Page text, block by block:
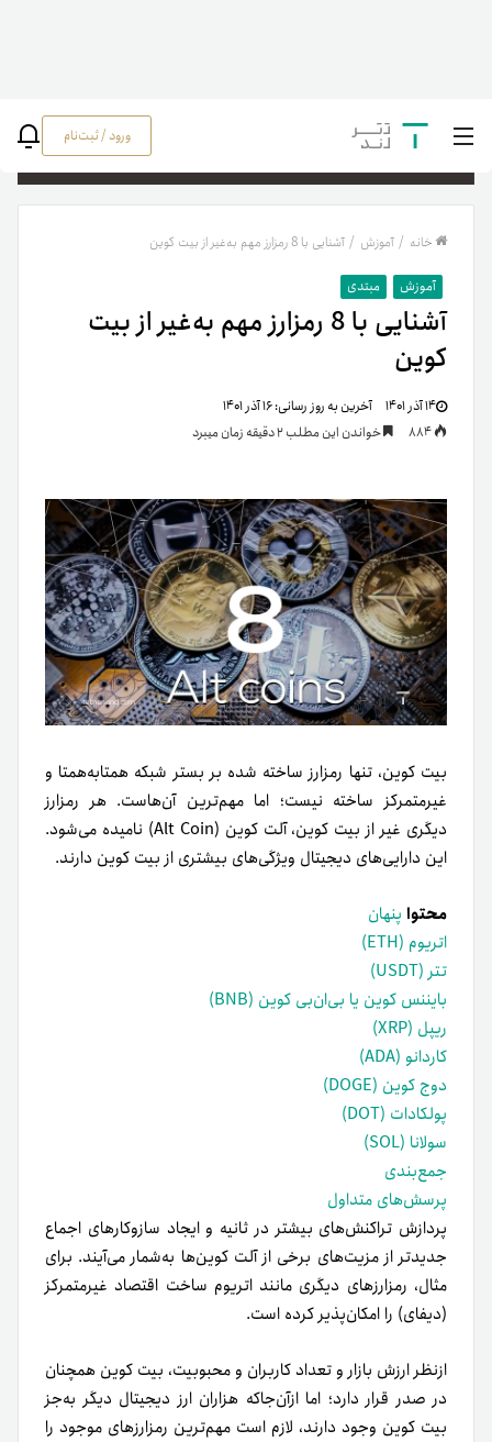
ورود / ثبت‌نام
خانه / آموزش / آشنایی با 8 رمزارز مهم به‌غیر از بیت کوین
آموزش مبتدی
آشنایی با 8 رمزارز مهم به‌غیر از بیت
کوین
۱۴ آذر ۱۴۰۱ آخرین به روز رسانی:۱۶ آذر ۱۴۰۱
خواندن این مطلب 2 دقیقه زمان میبرد
بیت کوین، تنها رمزارز ساخته شده بر بستر شبکه همتا‌به‌همتا و
غیرمتمرکز ساخته نیست؛ اما مهم‌ترین آن‌هاست. هر رمزارز
دیگری غیر از بیت کوین، آلت کوین (Alt Coin) نامیده می‌شود.
این دارایی‌های دیجیتال ویژگی‌های بیشتری از بیت کوین دارند.
محتوا پنهان
اتریوم (ETH)
تتر (USDT)
بایننس کوین یا بی‌ان‌بی کوین (BNB)
ریپل (XRP)
کاردانو (ADA)
دوج کوین (DOGE)
پولکادات (DOT)
سولانا (SOL)
جمع‌بندی
پرسش‌های متداول
پردازش تراکنش‌های بیشتر در ثانیه و ایجاد سازوکارهای اجماع
جدیدتر از مزیت‌های برخی از آلت کوین‌ها به‌شمار می‌آیند. برای
مثال، رمزارزهای دیگری مانند اتریوم ساخت اقتصاد غیرمتمرکز
(دیفای) را امکان‌پذیر کرده است.
از‌نظر ارزش بازار و تعداد کاربران و محبوبیت، بیت کوین همچنان
در صدر قرار دارد؛ اما از‌آن‌جاکه هزاران ارز دیجیتال دیگر به‌جز
بیت کوین وجود دارند، لازم است مهم‌ترین رمزارزهای موجود را